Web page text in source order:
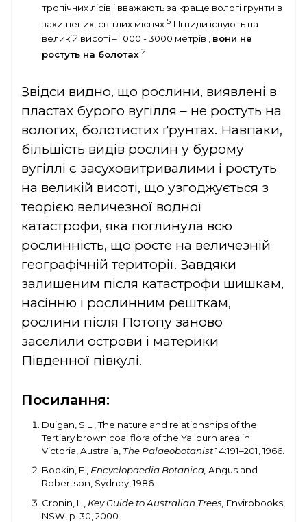
тропічних лісів і вважають за краще вологі ґрунти в
захищених, світлих місцях.5 Ці види існують на
великій висоті – 1000 - 3000 метрів , вони не
ростуть на болотах .2
Звідси видно, що рослини, виявлені в
пластах бурого вугілля – не ростуть на
вологих, болотистих ґрунтах. Навпаки,
більшість видів рослин у бурому
вугіллі є засуховитривалими і ростуть
на великій висоті, що узгоджується з
теорією величезної водної
катастрофи, яка поглинула всю
рослинність, що росте на величезній
географічній території. Завдяки
залишеним після катастрофи шишкам,
насінню і рослинним решткам,
рослини після Потопу заново
заселили острови і материки
Південної півкулі.
Посилання:
Duigan, S.L., The nature and relationships of the
Tertiary brown coal flora of the Yallourn area in
Victoria, Australia, The Palaeobotanist14:191–201, 1966.
Bodkin, F., Encyclopaedia Botanica, Angus and
Robertson, Sydney, 1986.
Cronin, L., Key Guide to Australian Trees, Envirobooks,
NSW, p. 30, 2000.